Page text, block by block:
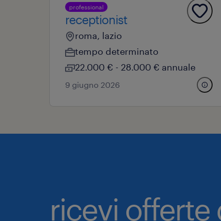
professional
receptionist
roma, lazio
tempo determinato
22.000 € - 28.000 € annuale
9 giugno 2026
ricevi offerte